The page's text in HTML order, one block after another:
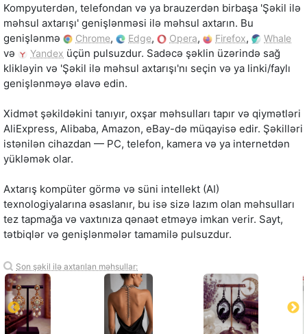
Kompyuterdən, telefondan və ya brauzerdən birbaşa 'Şəkil ilə
məhsul axtarışı' genişlənməsi ilə məhsul axtarın. Bu
genişlənmə
Chrome, Edge, Opera, Firefox, Whale
və Yandex üçün pulsuzdur. Sadəcə şəklin üzərində sağ
klikləyin və 'Şəkil ilə məhsul axtarışı'nı seçin və ya linki/faylı
genişlənməyə əlavə edin.
Xidmət şəkildəkini tanıyır, oxşar məhsulları tapır və qiymətləri
AliExpress, Alibaba, Amazon, eBay-də müqayisə edir. Şəkilləri
istənilən cihazdan — PC, telefon, kamera və ya internetdən
yükləmək olar.
Axtarış kompüter görmə və süni intellekt (AI)
texnologiyalarına əsaslanır, bu isə sizə lazım olan məhsulları
tez tapmağa və vaxtınıza qənaət etməyə imkan verir. Sayt,
tətbiqlər və genişlənmələr tamamilə pulsuzdur.
Son şəkil ilə axtarılan məhsullar: